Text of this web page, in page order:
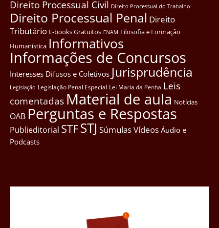
Direito Processual Civil Direito Processual do Trabalho
Direito Processual Penal Direito
Tributário E-books Gratuitos ENAM Filosofia e Formação
Humanística Informativos
Informações de Concursos
Interesses Difusos e Coletivos Jurisprudência
Legislação Legislação Penal Especial Lei Maria da Penha Leis
comentadas Material de aula Notícias
OAB Perguntas e Respostas
Publieditorial STFSTJ SúmulasVídeos Áudio e
Podcasts